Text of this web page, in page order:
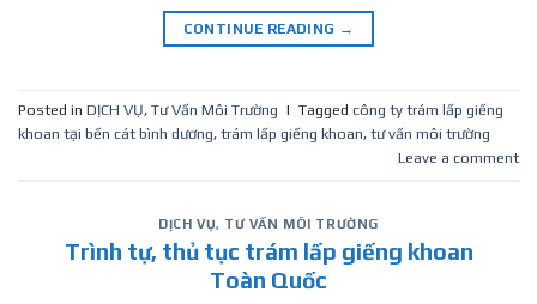
CONTINUE READING →
Posted in DỊCH VỤ, Tư Vấn Môi Trường | Tagged công ty trám lấp giếng
khoan tại bến cát bình dương, trám lấp giếng khoan, tư vấn môi trường
Leave a comment
DỊCH VỤ, TƯ VẤN MÔI TRƯỜNG
Trình tự, thủ tục trám lấp giếng khoan
Toàn Quốc